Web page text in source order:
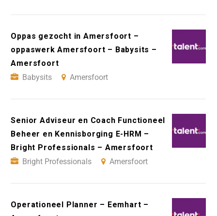
Oppas gezocht in Amersfoort –
oppaswerk Amersfoort – Babysits –
Amersfoort
Babysits
Amersfoort
Senior Adviseur en Coach Functioneel
Beheer en Kennisborging E-HRM –
Bright Professionals – Amersfoort
Bright Professionals
Amersfoort
Operationeel Planner – Eemhart –